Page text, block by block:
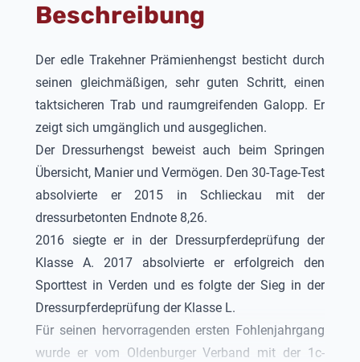
Beschreibung
Der edle Trakehner Prämienhengst besticht durch
seinen gleichmäßigen, sehr guten Schritt, einen
taktsicheren Trab und raumgreifenden Galopp. Er
zeigt sich umgänglich und ausgeglichen.
Der Dressurhengst beweist auch beim Springen
Übersicht, Manier und Vermögen. Den 30-Tage-Test
absolvierte er 2015 in Schlieckau mit der
dressurbetonten Endnote 8,26.
2016 siegte er in der Dressurpferdeprüfung der
Klasse A. 2017 absolvierte er erfolgreich den
Sporttest in Verden und es folgte der Sieg in der
Dressurpferdeprüfung der Klasse L.
Für seinen hervorragenden ersten Fohlenjahrgang
wurde er vom Oldenburger Verband mit der 1c-